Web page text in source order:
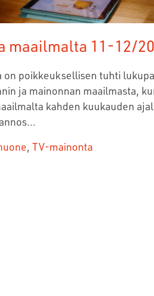
maailmalta 11-12/
poikkeuksellisen tuhti
ja mainonnan maailmasta,
kahden kuukauden
, TV-mainonta